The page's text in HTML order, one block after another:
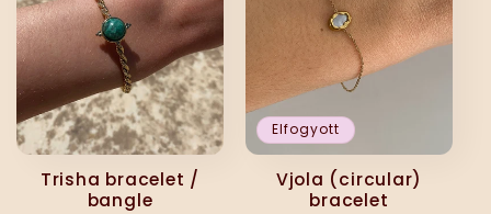
Trisha bracelet /
bangle
Elfogyott
Vjola (circular)
bracelet